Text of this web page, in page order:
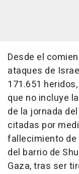
Desde el
ataques de
171.651
que no incluye
de la jornada
citadas por
fallecimiento de
del barrio de
Gaza, tras ser